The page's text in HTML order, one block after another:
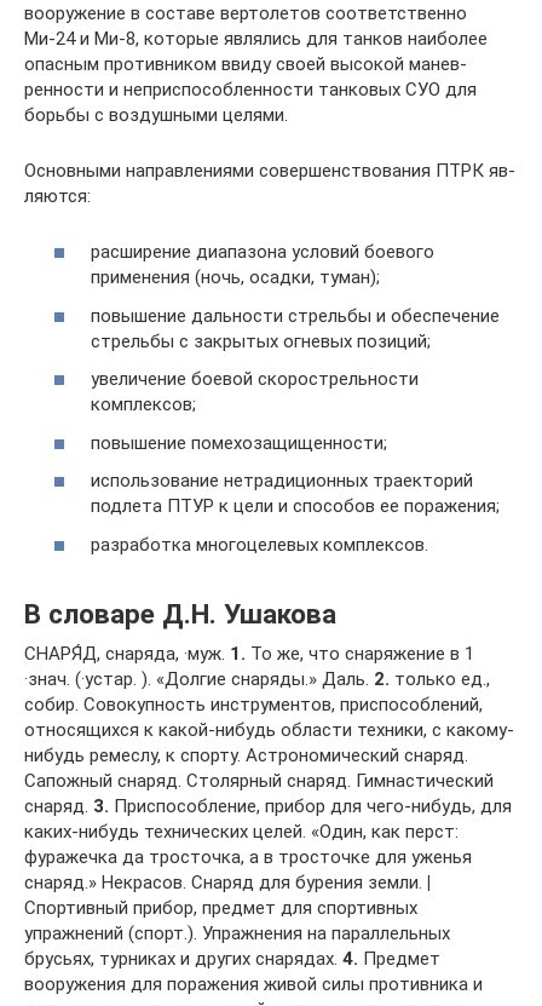
вооружение в составе вертолетов соответственно
Ми-24 и Ми-8, которые являлись для танков наиболее
опасным противником ввиду своей высокой манев­
ренности и неприспособленности танковых СУО для
борьбы с воздушными целями.
Основными направлениями совершенствования ПТРК яв­
ляются:
расширение диапазона условий боевого
применения (ночь, осадки, туман);
повышение дальности стрельбы и обеспечение
стрельбы с закрытых огневых позиций;
увеличение боевой скорострельности
комплексов;
повышение помехозащищенности;
использование нетрадиционных траекторий
подлета ПТУР к цели и способов ее поражения;
разработка многоцелевых комплексов.
В словаре Д.Н. Ушакова
СНАРЯ́Д, снаряда, ·муж. 1. То же, что снаряжение в 1
·знач. (·устар. ). «Долгие снаряды.» Даль. 2. только ед.,
собир. Совокупность инструментов, приспособлений,
относящихся к какой-нибудь области техники, с какому-
нибудь ремеслу, к спорту. Астрономический снаряд.
Сапожный снаряд. Столярный снаряд. Гимнастический
снаряд. 3. Приспособление, прибор для чего-нибудь, для
каких-нибудь технических целей. «Один, как перст:
фуражечка да тросточка, а в тросточке для уженья
снаряд.» Некрасов. Снаряд для бурения земли. |
Спортивный прибор, предмет для спортивных
упражнений (спорт.). Упражнения на параллельных
брусьях, турниках и других снарядах. 4. Предмет
вооружения для поражения живой силы противника и